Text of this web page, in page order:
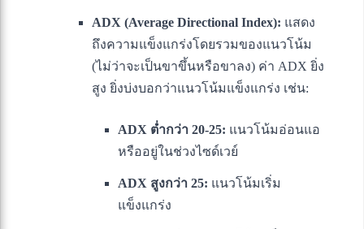
ADX (Average Directional Index): แสดง
ถึงความแข็งแกร่งโดยรวมของแนวโน้ม
(ไม่ว่าจะเป็นขาขึ้นหรือขาลง) ค่า ADX ยิ่ง
สูง ยิ่งบ่งบอกว่าแนวโน้มแข็งแกร่ง เช่น:
ADX ต่ำกว่า 20-25: แนวโน้มอ่อนแอ
หรืออยู่ในช่วงไซด์เวย์
ADX สูงกว่า 25: แนวโน้มเริ่ม
แข็งแกร่ง